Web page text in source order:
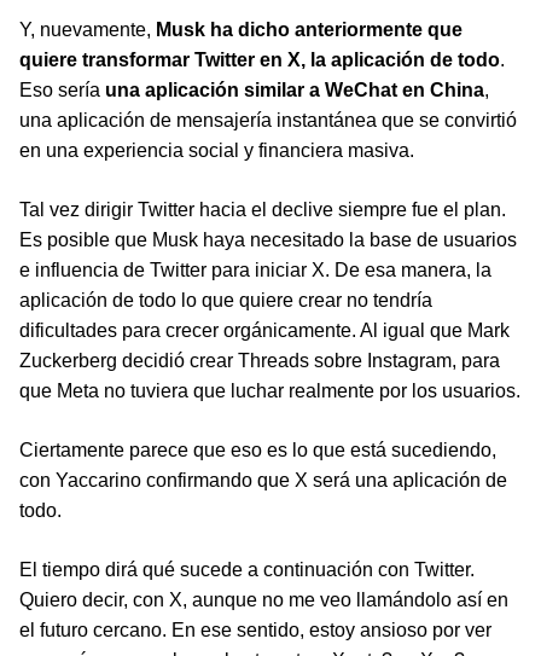
Y, nuevamente, Musk ha dicho anteriormente que
quiere transformar Twitter en X, la aplicación de todo.
Eso sería una aplicación similar a WeChat en China,
una aplicación de mensajería instantánea que se convirtió
en una experiencia social y financiera masiva.
Tal vez dirigir Twitter hacia el declive siempre fue el plan.
Es posible que Musk haya necesitado la base de usuarios
e influencia de Twitter para iniciar X. De esa manera, la
aplicación de todo lo que quiere crear no tendría
dificultades para crecer orgánicamente. Al igual que Mark
Zuckerberg decidió crear Threads sobre Instagram, para
que Meta no tuviera que luchar realmente por los usuarios.
Ciertamente parece que eso es lo que está sucediendo,
con Yaccarino confirmando que X será una aplicación de
todo.
El tiempo dirá qué sucede a continuación con Twitter.
Quiero decir, con X, aunque no me veo llamándolo así en
el futuro cercano. En ese sentido, estoy ansioso por ver